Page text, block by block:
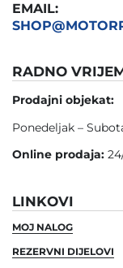
EMAIL:
RADNO
Prodajni objekat:
Ponedeljak –
Online prodaja:
LINKOVI
MOJ NALOG
REZERVNI DIJELOVI